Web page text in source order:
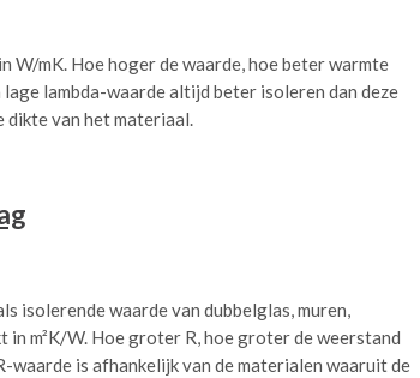
mK. Hoe hoger de waarde, hoe beter warmte
lambda-waarde altijd beter isoleren dan deze
dikte van het materiaal.
isolerende waarde van dubbelglas, muren,
m²K/W. Hoe groter R, hoe groter de weerstand
is afhankelijk van de materialen waaruit de